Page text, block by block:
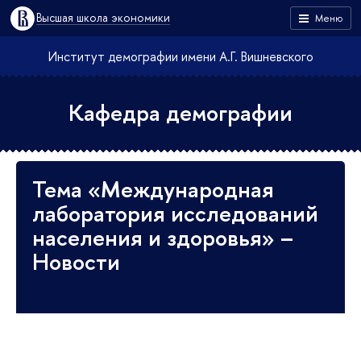
Меню
Высшая школа экономики
Институт демографии имени А.Г. Вишневского
Кафедра демографии
Тема «Международная
лаборатория исследований
населения и здоровья» –
Новости